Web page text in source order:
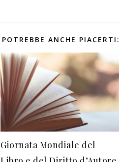
POTREBBE ANCHE PIACERTI:
Giornata Mondiale del